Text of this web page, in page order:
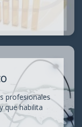
profesionales
que habilita